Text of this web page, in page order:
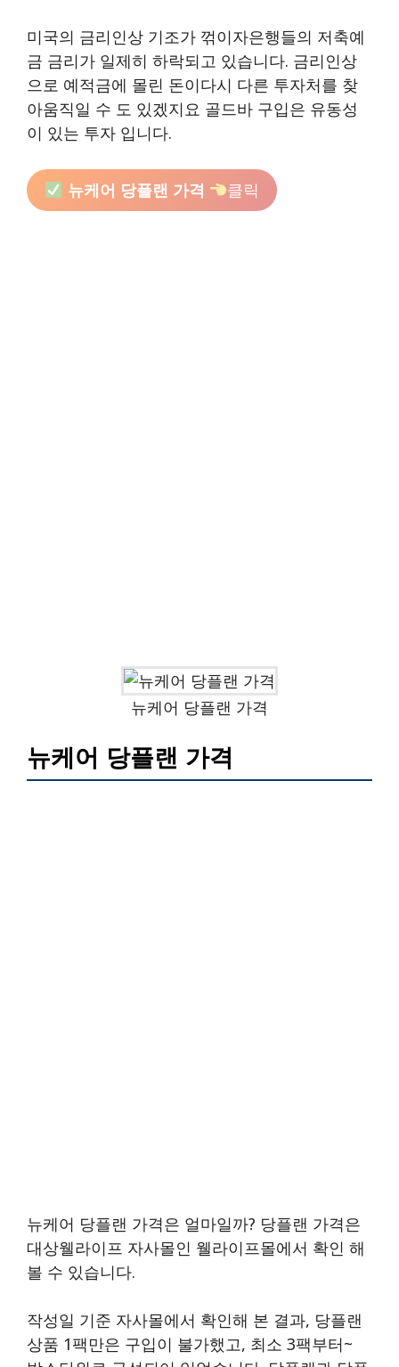
미국의 금리인상 기조가 꺾이자은행들의 저축예
금 금리가 일제히 하락되고 있습니다. 금리인상
으로 예적금에 몰린 돈이다시 다른 투자처를 찾
아움직일 수 도 있겠지요 골드바 구입은 유동성
이 있는 투자 입니다.
뉴케어 당플랜 가격 클릭
뉴케어 당플랜 가격
뉴케어 당플랜 가격
뉴케어 당플랜 가격은 얼마일까? 당플랜 가격은
대상웰라이프 자사몰인 웰라이프몰에서 확인 해
볼 수 있습니다.
작성일 기준 자사몰에서 확인해 본 결과, 당플랜
상품 1팩만은 구입이 불가했고, 최소 3팩부터~